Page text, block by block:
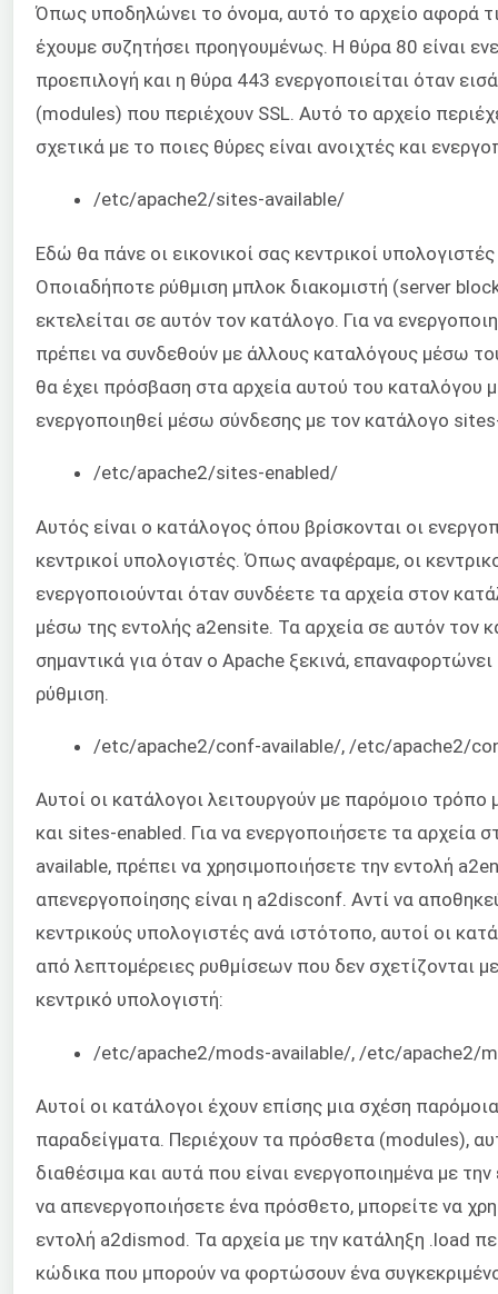
Όπως υποδηλώνει το όνομα, αυτό το αρχείο αφορά
έχουμε συζητήσει προηγουμένως. Η θύρα 80 είναι
προεπιλογή και η θύρα 443 ενεργοποιείται όταν
(modules) που περιέχουν SSL. Αυτό το αρχείο
σχετικά με το ποιες θύρες είναι ανοιχτές και
/etc/apache2/sites-available/
Εδώ θα πάνε οι εικονικοί σας κεντρικοί
Οποιαδήποτε ρύθμιση μπλοκ διακομιστή (server
εκτελείται σε αυτόν τον κατάλογο. Για να
πρέπει να συνδεθούν με άλλους καταλόγους μέσω
θα έχει πρόσβαση στα αρχεία αυτού του καταλόγου
ενεργοποιηθεί μέσω σύνδεσης με τον κατάλογο
/etc/apache2/sites-enabled/
Αυτός είναι ο κατάλογος όπου βρίσκονται οι
κεντρικοί υπολογιστές. Όπως αναφέραμε, οι
ενεργοποιούνται όταν συνδέετε τα αρχεία στον
μέσω της εντολής a2ensite. Τα αρχεία σε αυτόν τον
σημαντικά για όταν ο Apache ξεκινά, επαναφορτώνει
ρύθμιση.
/etc/apache2/conf-available/, /etc/apache2/
Αυτοί οι κατάλογοι λειτουργούν με παρόμοιο
και sites-enabled. Για να ενεργοποιήσετε τα αρχεία
available, πρέπει να χρησιμοποιήσετε την εντολή
απενεργοποίησης είναι η a2disconf. Αντί να
κεντρικούς υπολογιστές ανά ιστότοπο, αυτοί οι
από λεπτομέρειες ρυθμίσεων που δεν σχετίζονται
κεντρικό υπολογιστή:
/etc/apache2/mods-available/, /etc/apache2/
Αυτοί οι κατάλογοι έχουν επίσης μια σχέση
παραδείγματα. Περιέχουν τα πρόσθετα (modules),
διαθέσιμα και αυτά που είναι ενεργοποιημένα με
να απενεργοποιήσετε ένα πρόσθετο, μπορείτε να
εντολή a2dismod. Τα αρχεία με την κατάληξη .load
κώδικα που μπορούν να φορτώσουν ένα